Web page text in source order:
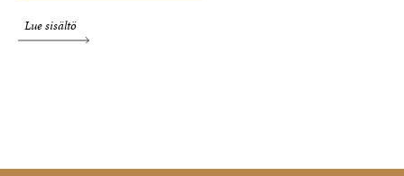
Lue sisältö